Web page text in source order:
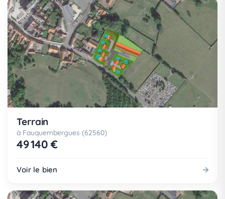
Terrain
à Fauquembergues (62560)
49 140 €
Voir le bien